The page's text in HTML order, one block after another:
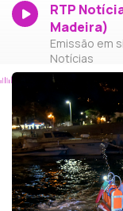
RTP
Madeira)
Emissão em
Notícias